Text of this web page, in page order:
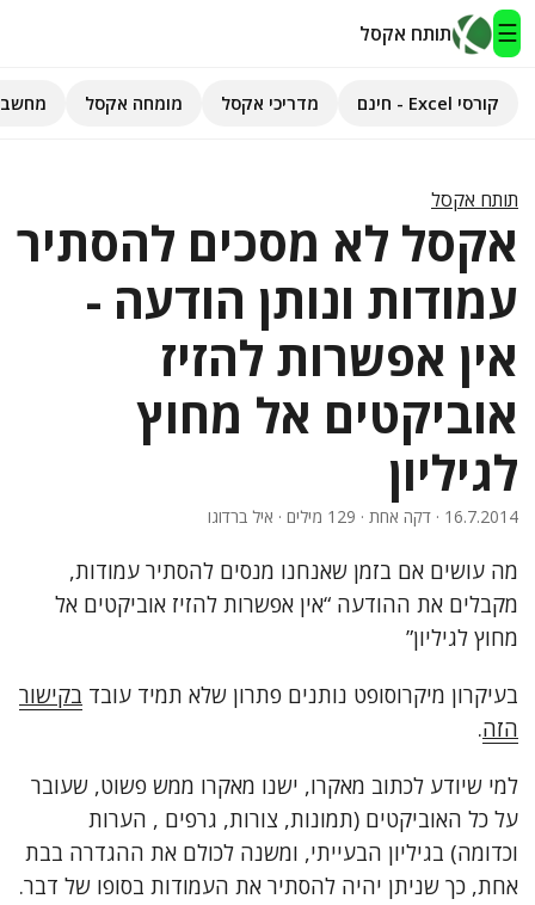
☰ תותח אקסל
מדריכי אקסל
השירותים שלנו
מומחה אקסל
מחשבוני אקסל
חיפוש
צור קשר
קורסי Excel - חינם מדריכי אקסל מומחה אקסל
תותח אקסל
אקסל לא מסכים להסתיר
עמודות ונותן הודעה -
אין אפשרות להזיז
אוביקטים אל מחוץ
לגיליון
16.7.2014 · דקה אחת · 129 מילים · איל ברדוגו
מה עושים אם בזמן שאנחנו מנסים להסתיר עמודות,
מקבלים את ההודעה “אין אפשרות להזיז אוביקטים אל
מחוץ לגיליון”
בעיקרון מיקרוסופט נותנים פתרון שלא תמיד עובד בקישור
הזה.
למי שיודע לכתוב מאקרו, ישנו מאקרו ממש פשוט, שעובר
על כל האוביקטים (תמונות, צורות, גרפים , הערות
וכדומה) בגיליון הבעייתי, ומשנה לכולם את ההגדרה בבת
אחת, כך שניתן יהיה להסתיר את העמודות בסופו של דבר.